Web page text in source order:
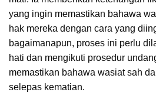
yang ingin memastikan bahawa
hak mereka dengan cara yang
bagaimanapun, proses ini perlu
hati dan mengikuti prosedur
memastikan bahawa wasiat sah
selepas kematian.